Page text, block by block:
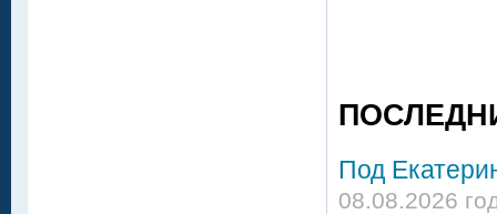
Под
08.08.2026